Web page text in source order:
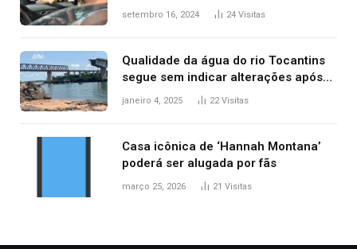
acidentes no trânsito no AP
setembro 16, 2024 24 Visitas
Qualidade da água do rio Tocantins
segue sem indicar alterações após
desabamento da ponte entre MA e
janeiro 4, 2025 22Visitas
Casa icônica de ‘Hannah Montana’
poderá ser alugada por fãs
março 25, 2026 21 Visitas